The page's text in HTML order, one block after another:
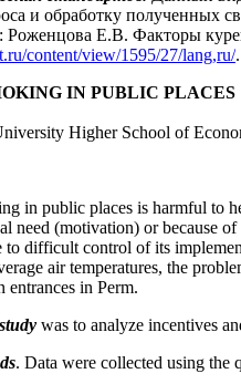
и обработку полученных
: Роженцова Е.В. Факторы
content/view/1595/27/lang,ru/.
IN PUBLIC PLACES
Higher School of
in public places is harmful to
need (motivation) or because
to difficult control of its
air temperatures, the
entrances in Perm.
was to analyze incentives
. Data were collected using the